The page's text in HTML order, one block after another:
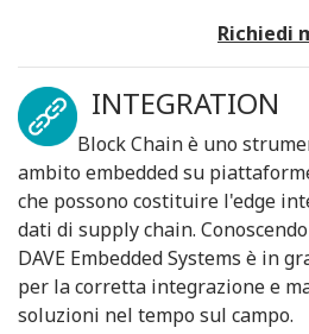
Richiedi
INTEGRATION
Block Chain è uno
ambito embedded su
che possono costituire l'edge
dati di supply chain.
DAVE Embedded Systems è in
per la corretta integrazione e
soluzioni nel tempo sul campo.